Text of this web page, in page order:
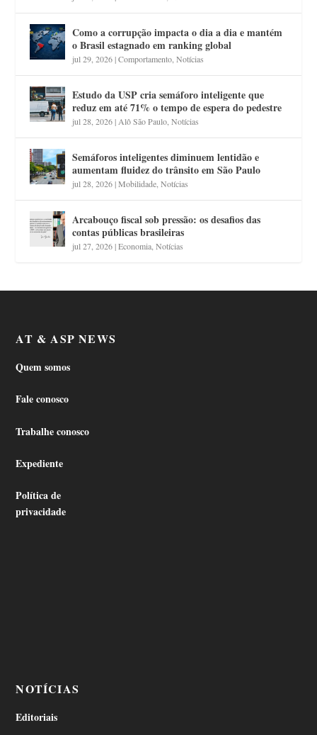
Como a corrupção impacta o dia a dia e mantém
o Brasil estagnado em ranking global
jul 29, 2026|Comportamento ,Notícias
Estudo da USP cria semáforo inteligente que
reduz em até 71% o tempo de espera do pedestre
jul 28, 2026| Alô São Paulo ,Notícias
Semáforos inteligentes diminuem lentidão e
aumentam fluidez do trânsito em São Paulo
jul 28, 2026|Mobilidade ,Notícias
Arcabouço fiscal sob pressão: os desafios das
contas públicas brasileiras
jul 27, 2026|Economia ,Notícias
AT & ASP NEWS
Quem somos
Fale conosco
Trabalhe conosco
Expediente
Política de
privacidade
NOTÍCIAS
Editoriais